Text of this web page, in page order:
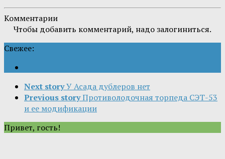
Комментарии
Чтобы добавить комментарий, надо залогиниться.
Свежее:
Next storyУ Асада дублеров нет
Previous storyПротиволодочная торпеда СЭТ-53
и ее модификации
Привет, гость!